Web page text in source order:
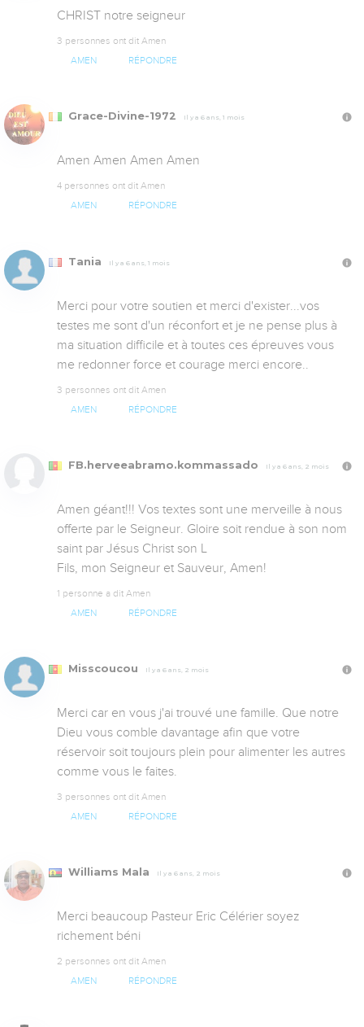
CHRIST notre seigneur
3 personnes ont dit Amen
AMEN RÉPONDRE
Grace-Divine-1972 Il y a 6 ans, 1 mois
Amen Amen Amen Amen
4 personnes ont dit Amen
AMEN RÉPONDRE
Tania Il y a 6 ans, 1 mois
Merci pour votre soutien et merci d'exister...vos
testes me sont d'un réconfort et je ne pense plus à
ma situation difficile et à toutes ces épreuves vous
me redonner force et courage merci encore..
3 personnes ont dit Amen
AMEN RÉPONDRE
FB.herveeabramo.kommassado Il y a 6 ans, 2 mois
Amen géant!!! Vos textes sont une merveille à nous
offerte par le Seigneur. Gloire soit rendue à son nom
saint par Jésus Christ son L
Fils, mon Seigneur et Sauveur, Amen!
1 personne a dit Amen
AMEN RÉPONDRE
Misscoucou Il y a 6 ans, 2 mois
Merci car en vous j'ai trouvé une famille. Que notre
Dieu vous comble davantage afin que votre
réservoir soit toujours plein pour alimenter les autres
comme vous le faites.
3 personnes ont dit Amen
AMEN RÉPONDRE
Williams Mala Il y a 6 ans, 2 mois
Merci beaucoup Pasteur Eric Célérier soyez
richement béni
2 personnes ont dit Amen
AMEN RÉPONDRE